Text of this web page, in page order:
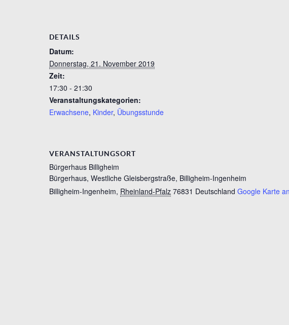
DETAILS
Datum:
Donnerstag, 21. November 2019
Zeit:
17:30 - 21:30
Veranstaltungskategorien:
Erwachsene, Kinder, Übungsstunde
VERANSTALTUNGSORT
Bürgerhaus Billigheim
Bürgerhaus, Westliche Gleisbergstraße, Billigheim-Ingenheim
Billigheim-Ingenheim, Rheinland-Pfalz 76831 Deutschland Google Karte